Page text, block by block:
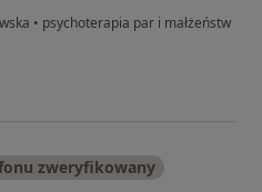
• psychoterapia par i małżeństw
zweryfikowany